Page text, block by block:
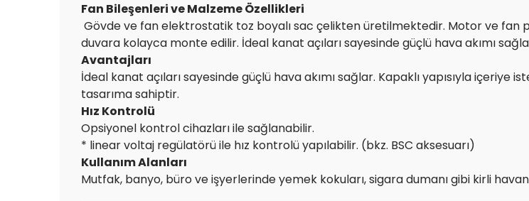
Fan Bileşenleri ve Malzeme Özellikleri
Gövde ve fan elektrostatik toz boyalı sac çelikten üretilmektedir. Motor ve fan
duvara kolayca monte edilir. İdeal kanat açıları sayesinde güçlü hava akımı
Avantajları
İdeal kanat açıları sayesinde güçlü hava akımı sağlar. Kapaklı yapısıyla
tasarıma sahiptir.
Hız Kontrolü
Opsiyonel kontrol cihazları ile sağlanabilir.
* linear voltaj regülatörü ile hız kontrolü yapılabilir. (bkz. BSC aksesuarı)
Kullanım Alanları
Mutfak, banyo, büro ve işyerlerinde yemek kokuları, sigara dumanı gibi kirli